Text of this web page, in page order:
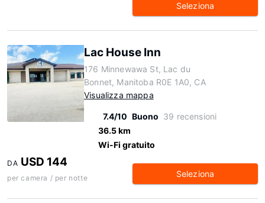
Seleziona
Lac House Inn
176 Minnewawa St, Lac du
Bonnet, Manitoba R0E 1A0, CA
Visualizza mappa
7.4/10 Buono 39 recensioni
36.5 km
Wi-Fi gratuito
DA USD 144
per camera / per notte Seleziona